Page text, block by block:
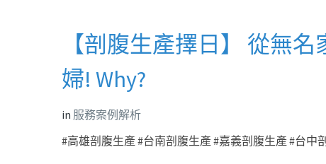
【剖腹生產擇日】 從無
婦! Why?
in 服務案例解析
#高雄剖腹生產 #台南剖腹生產 #嘉義剖腹生產 #台